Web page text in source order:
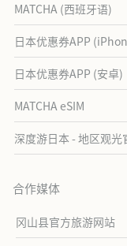
MATCHA (西班牙语)
日本优惠券APP
日本优惠券APP (安卓)
MATCHA eSIM
深度游日本 - 地区观光
合作媒体
冈山县官方旅游网站